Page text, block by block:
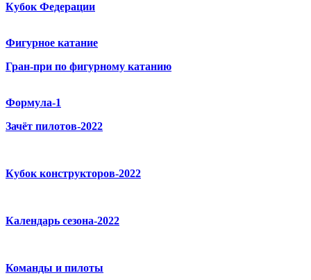
Кубок Федерации
Фигурное катание
Гран-при по фигурному катанию
Формула-1
Зачёт пилотов-2022
Кубок конструкторов-2022
Календарь сезона-2022
Команды и пилоты